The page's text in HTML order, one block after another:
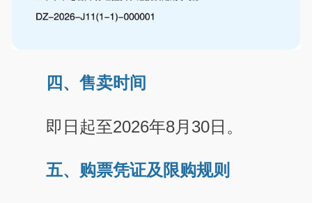
四、售卖时间
即日起至2026年8月30日。
五、购票凭证及限购规则